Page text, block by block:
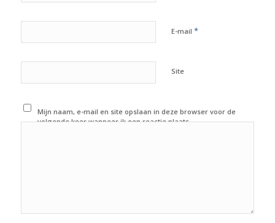
E-mail *
Site
Mijn naam, e-mail en site opslaan in deze browser voor de
volgende keer wanneer ik een reactie plaats.